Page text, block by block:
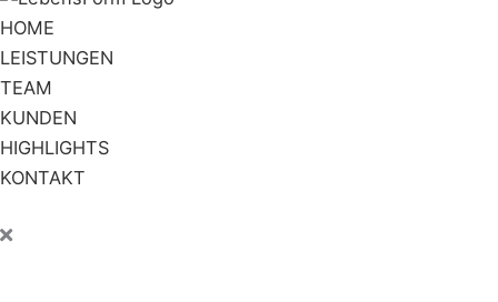
HOME
LEISTUNGEN
TEAM
KUNDEN
HIGHLIGHTS
KONTAKT